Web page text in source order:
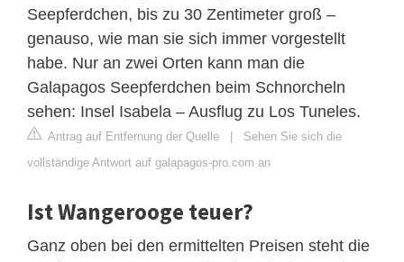
Seepferdchen, bis zu 30 Zentimeter groß –
genauso, wie man sie sich immer vorgestellt
habe. Nur an zwei Orten kann man die
Galapagos Seepferdchen beim Schnorcheln
sehen: Insel Isabela – Ausflug zu Los Tuneles.
Antrag auf Entfernung der Quelle | Sehen Sie sich die
vollständige Antwort auf galapagos-pro.com an
Ist Wangerooge teuer?
Ganz oben bei den ermittelten Preisen steht die